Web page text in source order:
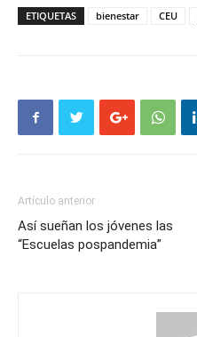
ETIQUETAS bienestar CEU
Artículo anterior
Así sueñan los jóvenes las
“Escuelas pospandemia”